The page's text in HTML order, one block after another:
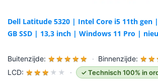
Dell Latitude 5320 | Intel Core i5 11th gen
GB SSD | 13,3 inch | Windows 11 Pro |
Buitenzijde: ★ ★ ★ ★ ★ · Binnenzijde: ★ ★
LCD: ★ ★ ★ ★ ★ · ✓ Technisch 100% in